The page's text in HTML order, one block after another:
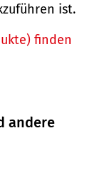
ist.
finden
andere